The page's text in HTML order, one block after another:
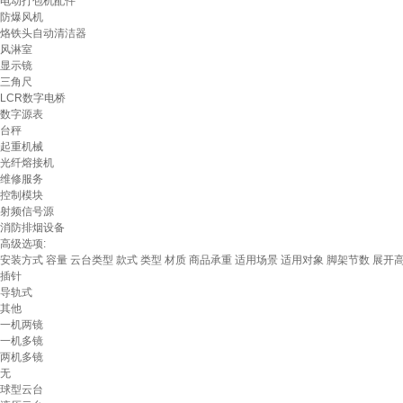
防爆风机
烙铁头自动清洁器
风淋室
显示镜
三角尺
LCR数字电桥
数字源表
台秤
起重机械
光纤熔接机
维修服务
控制模块
射频信号源
消防排烟设备
高级选项:
安装方式 容量 云台类型 款式 类型 材质 商品承重 适用场景 适用对象 脚架节数 展开
插针
导轨式
其他
一机两镜
一机多镜
两机多镜
无
球型云台